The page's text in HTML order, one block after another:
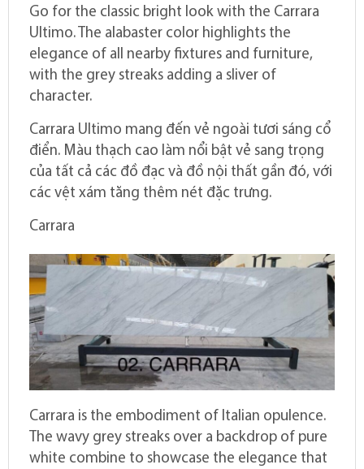
Go for the classic bright look with the Carrara
Ultimo. The alabaster color highlights the
elegance of all nearby fixtures and furniture,
with the grey streaks adding a sliver of
character.
Carrara Ultimo mang đến vẻ ngoài tươi sáng cổ
điển. Màu thạch cao làm nổi bật vẻ sang trọng
của tất cả các đồ đạc và đồ nội thất gần đó, với
các vệt xám tăng thêm nét đặc trưng.
Carrara
Carrara is the embodiment of Italian opulence.
The wavy grey streaks over a backdrop of pure
white combine to showcase the elegance that